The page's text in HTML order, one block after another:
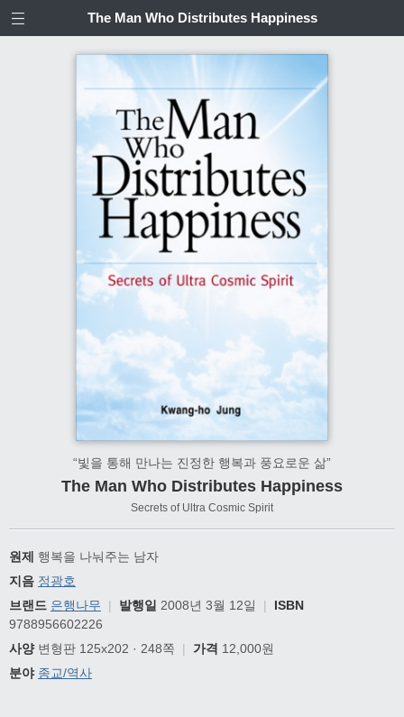
The Man Who Distributes Happiness
“빛을 통해 만나는 진정한 행복과 풍요로운 삶”
The Man Who Distributes Happiness
Secrets of Ultra Cosmic Spirit
원제 행복을 나눠주는 남자
지음 정광호
브랜드 은행나무 | 발행일 2008년 3월 12일 |
ISBN
9788956602226
사양변형판 125x202 · 248쪽 | 가격 12,000원
분야 종교/역사